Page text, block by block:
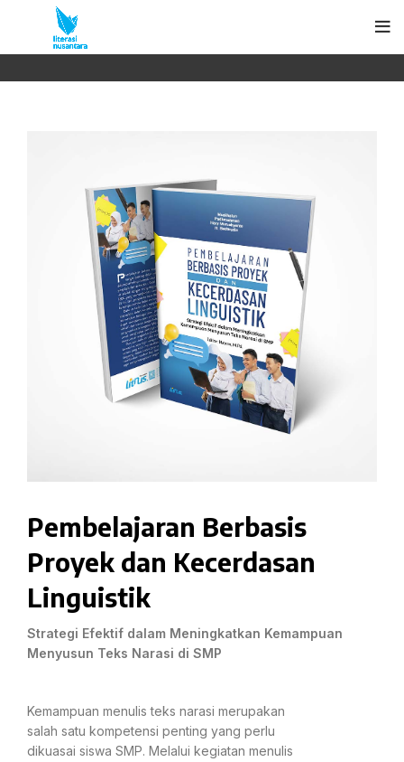
Pembelajaran Berbasis
Proyek dan Kecerdasan
Linguistik
Strategi Efektif dalam Meningkatkan Kemampuan
Menyusun Teks Narasi di SMP
Kemampuan menulis teks narasi merupakan
salah satu kompetensi penting yang perlu
dikuasai siswa SMP. Melalui kegiatan menulis